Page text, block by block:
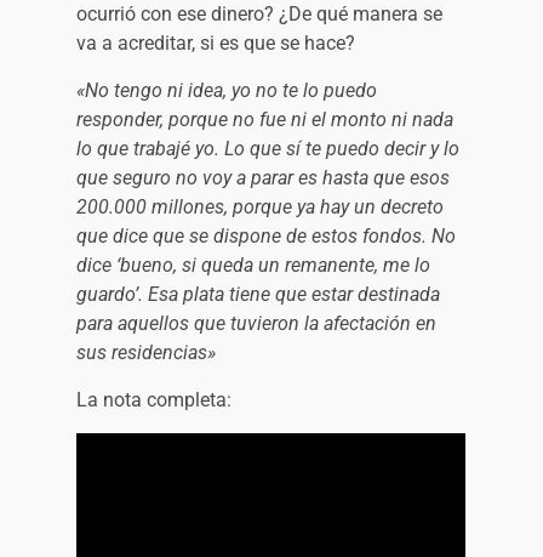
ocurrió con ese dinero? ¿De qué manera se
va a acreditar, si es que se hace?
«No tengo ni idea, yo no te lo puedo
responder, porque no fue ni el monto ni nada
lo que trabajé yo. Lo que sí te puedo decir y lo
que seguro no voy a parar es hasta que esos
200.000 millones, porque ya hay un decreto
que dice que se dispone de estos fondos. No
dice ‘bueno, si queda un remanente, me lo
guardo’. Esa plata tiene que estar destinada
para aquellos que tuvieron la afectación en
sus residencias»
La nota completa: